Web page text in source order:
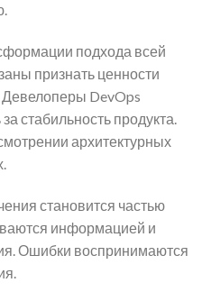
подхода всей
признать ценности
Девелоперы DevOps
стабильность продукта.
архитектурных
становится частью
информацией и
Ошибки воспринимаются